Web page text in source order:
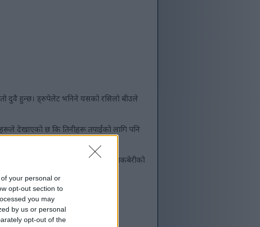
your personal or
opt-out section to
you may
by us or personal
opt-out of the
दुवै हुन्छ। ड्रुपेलेट भनिने यसको रसिलो बीउले
देखाएको छ कि तिनीहरू तपाईंको लागि पनि
कम गर्न सक्छ।
पोषक तत्वहरूले भरिपूर्ण हुन्छन्। ब्ल्याकबेरीको
उठाउनुहुन्छ।